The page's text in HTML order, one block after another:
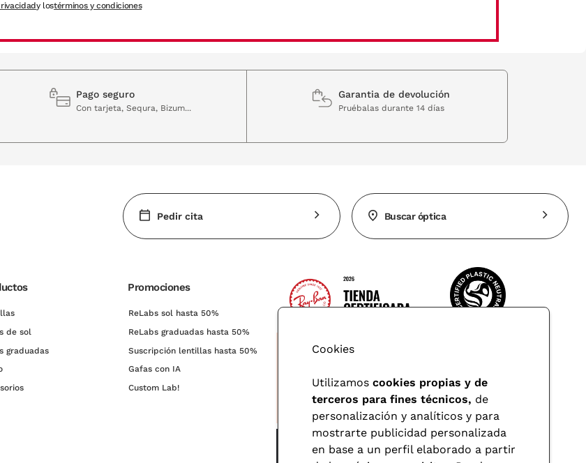
y lostérminos y condiciones
Pago seguro
Con tarjeta, Sequra, Bizum...
Garantia de devolución
Pruébalas durante 14 días
Pedir cita Buscar óptica
de sol
graduadas
Promociones
ReLabs sol hasta 50%
ReLabs graduadas hasta 50%
Suscripción lentillas hasta 50%
Gafas con IA
Custom Lab!
Cookies
Utilizamos cookies propias y de
terceros para fines técnicos, de
personalización y analíticos y para
mostrarte publicidad personalizada
en base a un perfil elaborado a partir